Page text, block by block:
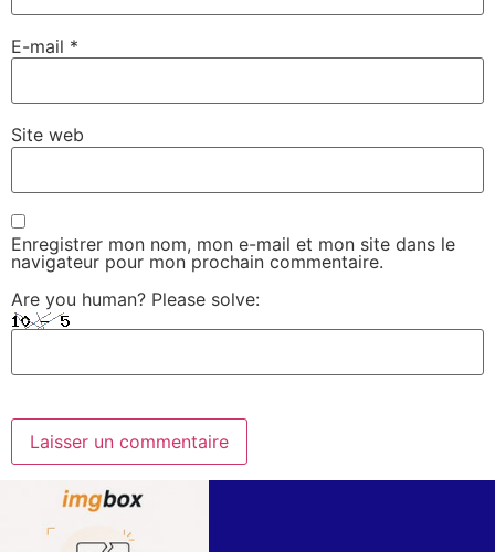
E-mail *
Site web
Enregistrer mon nom, mon e-mail et mon site dans le
navigateur pour mon prochain commentaire.
Are you human? Please solve: